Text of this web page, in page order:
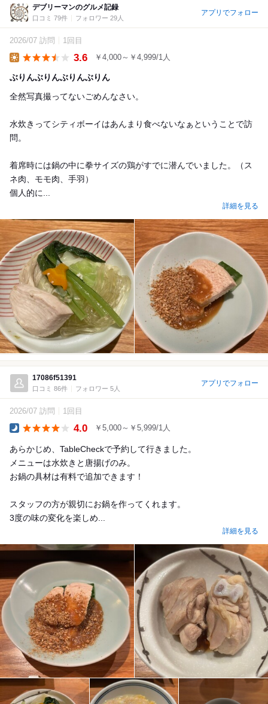
デブリーマンのグルメ記録
口コミ 79件 フォロワー 29人
アプリでフォロー
2026/07 訪問 1回目
3.6 ￥4,000～￥4,999/1人
ぶりんぶりんぶりんぶりん
全然写真撮ってないごめんなさい。
水炊きってシティボーイはあんまり食べないなぁということで訪
問。
着席時には鍋の中に拳サイズの鶏がすでに潜んでいました。（ス
ネ肉、モモ肉、手羽）
個人的に...
詳細を見る
17086f51391
口コミ 86件 フォロワー 5人
アプリでフォロー
2026/07 訪問 1回目
4.0 ￥5,000～￥5,999/1人
あらかじめ、TableCheckで予約して行きました。
メニューは水炊きと唐揚げのみ。
お鍋の具材は有料で追加できます！
スタッフの方が親切にお鍋を作ってくれます。
3度の味の変化を楽しめ...
詳細を見る